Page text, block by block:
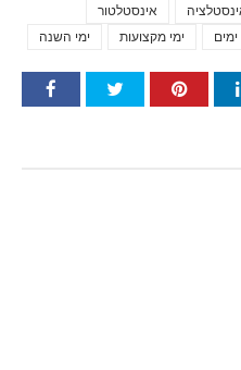
אינסטלטור
ימי השנה
ימי מקצועות ימים